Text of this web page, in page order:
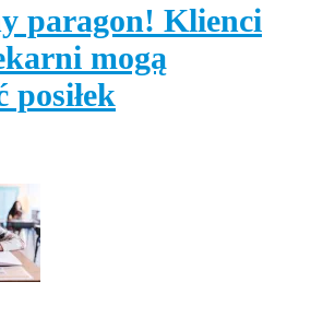
paragon! Klienci
mogą
posiłek